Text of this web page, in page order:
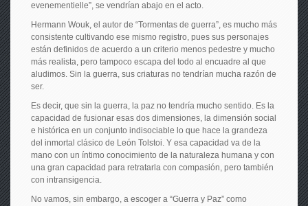
evenementielle”, se vendrían abajo en el acto.
Hermann Wouk, el autor de “Tormentas de guerra”, es mucho más
consistente cultivando ese mismo registro, pues sus personajes
están definidos de acuerdo a un criterio menos pedestre y mucho
más realista, pero tampoco escapa del todo al encuadre al que
aludimos. Sin la guerra, sus criaturas no tendrían mucha razón de
ser.
Es decir, que sin la guerra, la paz no tendría mucho sentido. Es la
capacidad de fusionar esas dos dimensiones, la dimensión social
e histórica en un conjunto indisociable lo que hace la grandeza
del inmortal clásico de León Tolstoi. Y esa capacidad va de la
mano con un íntimo conocimiento de la naturaleza humana y con
una gran capacidad para retratarla con compasión, pero también
con intransigencia.
No vamos, sin embargo, a escoger a “Guerra y Paz” como